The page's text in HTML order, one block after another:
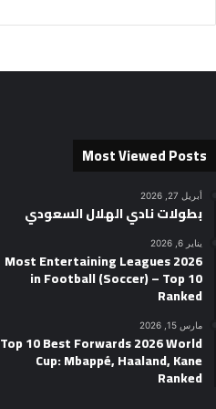
Most Viewed Posts
أبريل 27, 2026
بطولات نادي الهلال السعودي
يناير 6, 2026
2026 Most Entertaining Leagues
in Football (Soccer) – Top 10
Ranked
مارس 15, 2026
Top 10 Best Forwards 2026 World
Cup: Mbappé, Haaland, Kane
Ranked